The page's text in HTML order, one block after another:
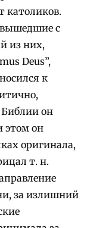
католиков.
вышедшие с
из них,
Deus”,
к
он
этом он
оригинала,
т. н.
за излишний